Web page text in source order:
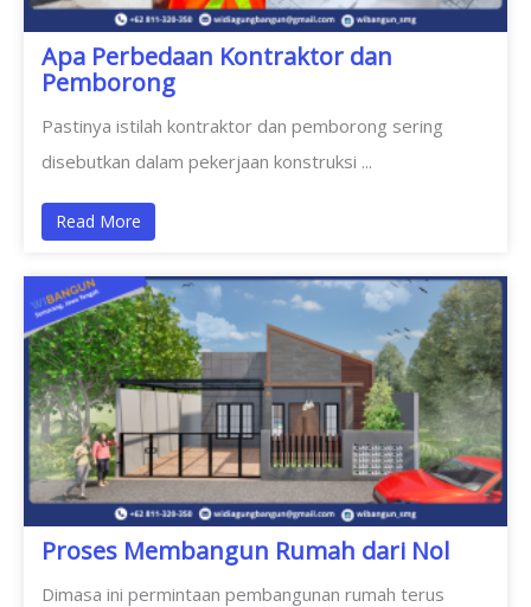
Apa Perbedaan Kontraktor dan
Pemborong
Pastinya istilah kontraktor dan pemborong sering
disebutkan dalam pekerjaan konstruksi ...
Read More
Proses Membangun Rumah dari Nol
Dimasa ini permintaan pembangunan rumah terus